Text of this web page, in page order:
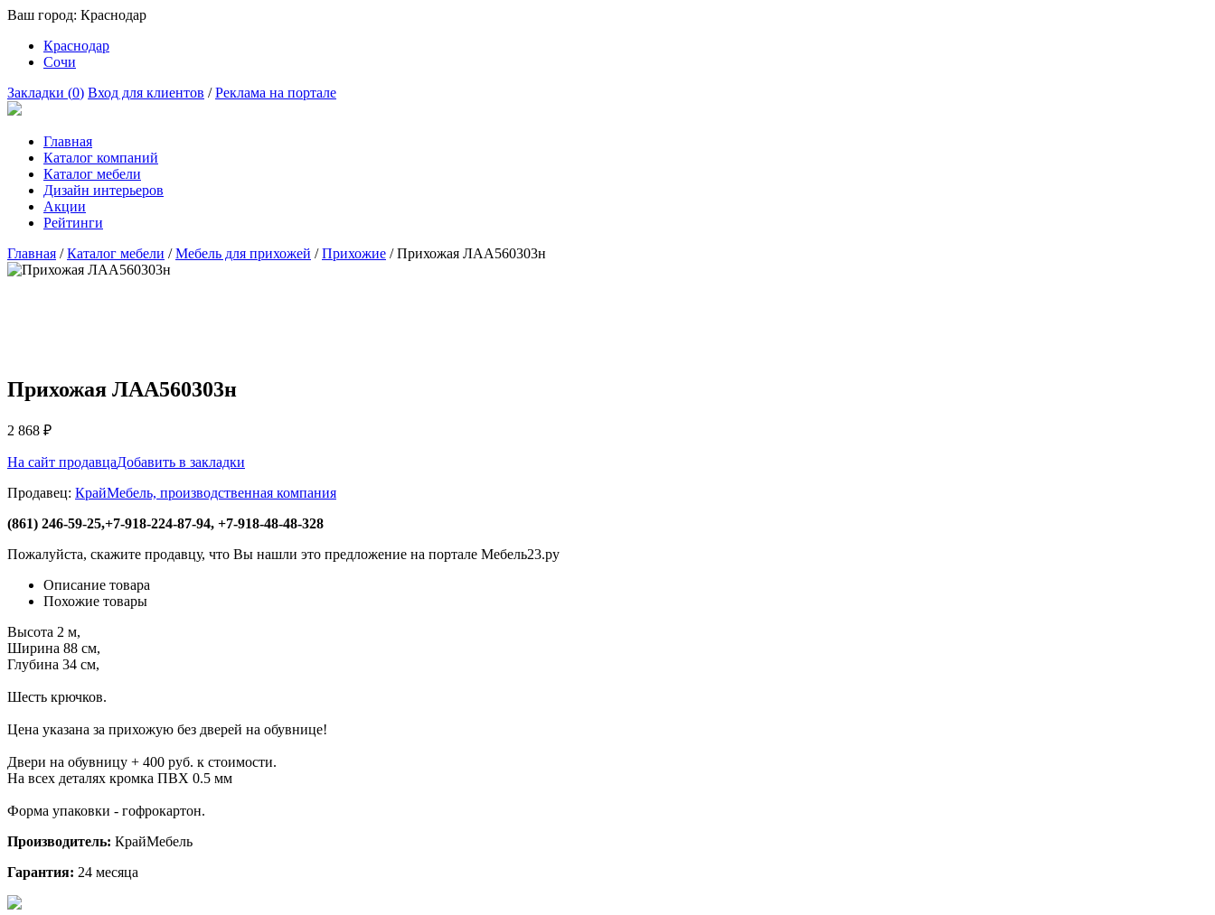
Ваш город: Краснодар
Краснодар
Сочи
Закладки (0) Вход для клиентов /Реклама на портале
Главная
Каталог компаний
Каталог мебели
Дизайн интерьеров
Акции
Рейтинги
Главная /Каталог мебели /Мебель для прихожей /Прихожие /Прихожая ЛАА560303н
Прихожая ЛАА560303н
2 868 ₽
На сайт продавцаДобавить в закладки
Продавец: КрайМебель, производственная компания
(861) 246-59-25,+7-918-224-87-94, +7-918-48-48-328
Пожалуйста, скажите продавцу, что Вы нашли это предложение на портале Мебель23.ру
Описание товара
Похожие товары
Высота 2 м,
Ширина 88 см,
Глубина 34 см,
Шесть крючков.
Цена указана за прихожую без дверей на обувнице!
Двери на обувницу + 400 руб. к стоимости.
На всех деталях кромка ПВХ 0.5 мм
Форма упаковки - гофрокартон.
Производитель: КрайМебель
Гарантия: 24 месяца